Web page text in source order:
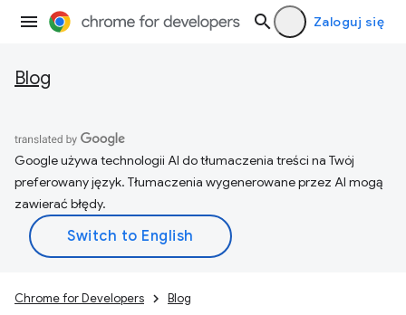
Zaloguj się
Blog
Google używa technologii AI do tłumaczenia treści na Twój
preferowany język. Tłumaczenia wygenerowane przez AI mogą
zawierać błędy.
Chrome for Developers Blog